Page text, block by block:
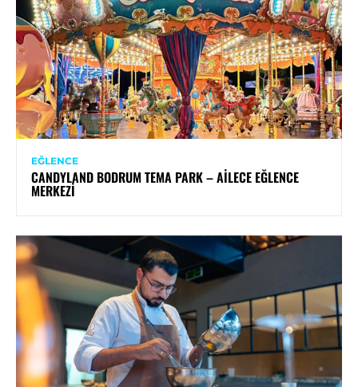
EĞLENCE
CANDYLAND BODRUM TEMA PARK – AILECE EĞLENCE
MERKEZI